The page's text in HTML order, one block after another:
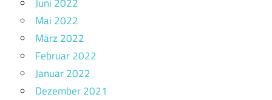
Juni 2022
Mai 2022
März 2022
Februar 2022
Januar 2022
Dezember 2021